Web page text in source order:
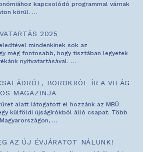
kapcsolódó programmal várnak
körül. …
2025
mindenkinek sok az
még fontosabb, hogy tisztában legyetek
nyitvatartásával. …
BOROKRÓL ÍR A VILÁG
MAGAZINJA
alatt látogatott el hozzánk az MBÜ
külföldi újságírókból álló csapat. Több
…
AZ ÚJ ÉVJÁRATOT NÁLUNK!